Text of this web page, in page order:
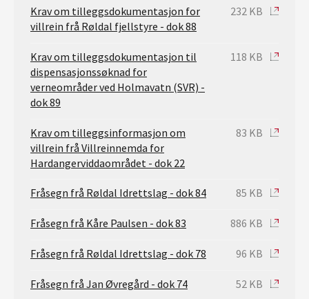
Krav om tilleggsdokumentasjon for
villrein frå Røldal fjellstyre - dok 88
232 KB
Krav om tilleggsdokumentasjon til
dispensasjonssøknad for
verneområder ved Holmavatn (SVR) -
dok 89
118 KB
Krav om tilleggsinformasjon om
villrein frå Villreinnemda for
Hardangerviddaområdet - dok 22
83 KB
Fråsegn frå Røldal Idrettslag - dok 84 85 KB
Fråsegn frå Kåre Paulsen - dok 83 886 KB
Fråsegn frå Røldal Idrettslag - dok 78 96 KB
Fråsegn frå Jan Øvregård - dok 74 52 KB